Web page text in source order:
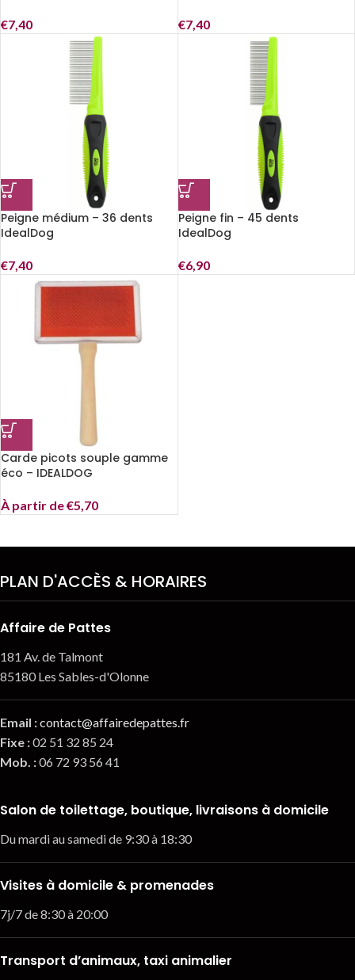
€7,40 €7,40
Peigne médium – 36 dents
IdealDog
€7,40
Peigne fin – 45 dents
IdealDog
€6,90
Carde picots souple gamme
éco – IDEALDOG
À partir de€5,70
PLAN D'ACCÈS & HORAIRES
Affaire de Pattes
181 Av. de Talmont
85180 Les Sables-d'Olonne
Email :contact@affairedepattes.fr
Fixe :02 51 32 85 24
Mob. :06 72 93 56 41
Salon de toilettage, boutique, livraisons à domicile
Du mardi au samedi de 9:30 à 18:30
Visites à domicile & promenades
7j/7 de 8:30 à 20:00
Transport d’animaux, taxi animalier